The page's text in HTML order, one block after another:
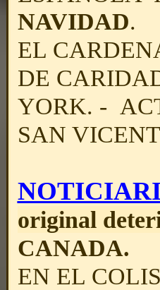
NAVIDAD.
EL
DE
YORK. -
SAN
original
CANADA.
EN EL